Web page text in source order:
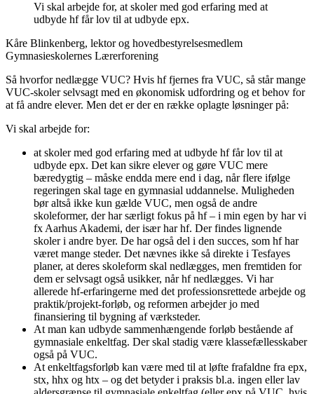
Vi skal arbejde for, at skoler med god erfaring med at
udbyde hf får lov til at udbyde epx.
Kåre Blinkenberg, lektor og hovedbestyrelsesmedlem
Gymnasieskolernes Lærerforening
Så hvorfor nedlægge VUC? Hvis hf fjernes fra VUC, så står mange
VUC-skoler selvsagt med en økonomisk udfordring og et behov for
at få andre elever. Men det er der en række oplagte løsninger på:
Vi skal arbejde for:
at skoler med god erfaring med at udbyde hf får lov til at
udbyde epx. Det kan sikre elever og gøre VUC mere
bæredygtig – måske endda mere end i dag, når flere ifølge
regeringen skal tage en gymnasial uddannelse. Muligheden
bør altså ikke kun gælde VUC, men også de andre
skoleformer, der har særligt fokus på hf – i min egen by har vi
fx Aarhus Akademi, der især har hf. Der findes lignende
skoler i andre byer. De har også del i den succes, som hf har
været mange steder. Det nævnes ikke så direkte i Tesfayes
planer, at deres skoleform skal nedlægges, men fremtiden for
dem er selvsagt også usikker, når hf nedlægges. Vi har
allerede hf-erfaringerne med det professionsrettede arbejde og
praktik/projekt-forløb, og reformen arbejder jo med
finansiering til bygning af værksteder.
At man kan udbyde sammenhængende forløb bestående af
gymnasiale enkeltfag. Der skal stadig være klassefællesskaber
også på VUC.
At enkeltfagsforløb kan være med til at løfte frafaldne fra epx,
stx, hhx og htx – og det betyder i praksis bl.a. ingen eller lav